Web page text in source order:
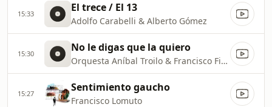
15:33 El trece / El 13
Adolfo Carabelli & Alberto Gómez
15:30 No le digas que la quiero
Orquesta Aníbal Troilo & Francisco Fiorentino
15:27 Sentimiento gaucho
Francisco Lomuto